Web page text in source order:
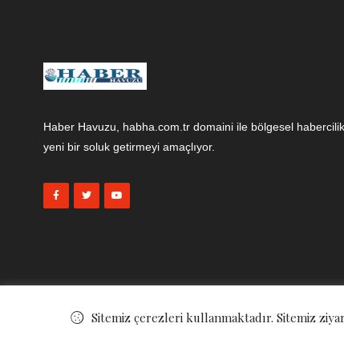
Haber Havuzu, habha.com.tr domaini ile bölgesel
yeni bir soluk getirmeyi amaçlıyor.
Sitemiz çerezleri kullanmaktadır. Sitemiz